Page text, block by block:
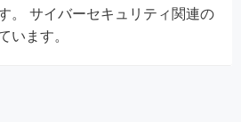
。 サイバーセキュリティ関連の
います。